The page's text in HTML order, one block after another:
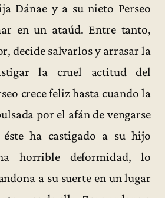
Dánae y a su nieto Perseo
en un ataúd. Entre tanto,
decide salvarlos y arrasar la
la cruel actitud del
crece feliz hasta cuando la
por el afán de vengarse
éste ha castigado a su hijo
horrible deformidad, lo
a su suerte en un lugar